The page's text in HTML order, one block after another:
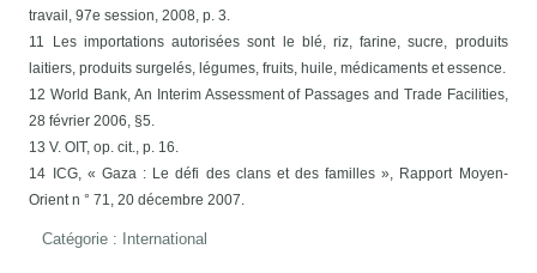
travail, 97e session, 2008, p. 3.
11 Les importations autorisées sont le blé, riz, farine, sucre, produits
laitiers, produits surgelés, légumes, fruits, huile, médicaments et essence.
12 World Bank, An Interim Assessment of Passages and Trade Facilities,
28 février 2006, §5.
13 V. OIT, op. cit., p. 16.
14 ICG, « Gaza : Le défi des clans et des familles », Rapport Moyen-
Orient n ° 71, 20 décembre 2007.
Catégorie : International